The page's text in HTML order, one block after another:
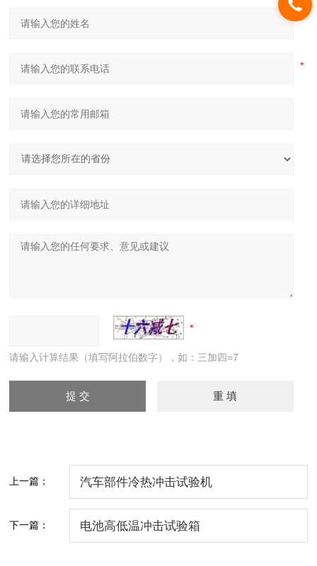
请输入计算结果（填写阿拉伯数字），如：三加四=7
上一篇： 汽车部件冷热冲击试验机
下一篇： 电池高低温冲击试验箱